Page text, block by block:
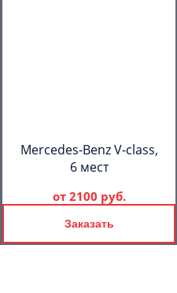
Mercedes-Benz V-class,
6 мест
от 2100 руб.
Заказать